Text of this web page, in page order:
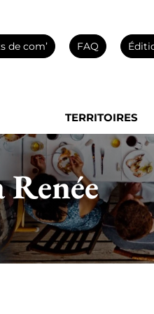
de com’ FAQ
TERRITOIRES